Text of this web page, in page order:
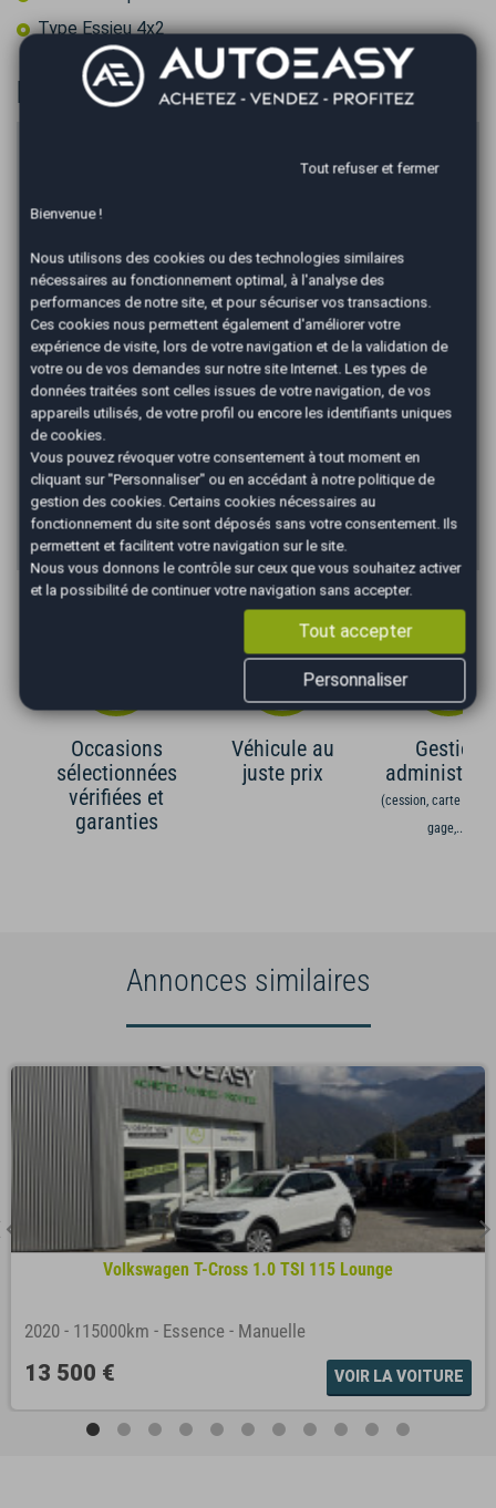
Type Essieu 4x2
Financer
Apport en €
Durée
Mensualité :165,54€/mois*
Recevoir la simulation
*Un crédit vous engage et doit être remboursé. Vérifiez vos
capacités de remboursement avant de vous engager. Informations
données à titre indicatif et non contractuelles. Afin de respecter les
dispositions de l'article L331.-4 du code de la consommation.
Crédit sans assurance. Voir conditions en agence.
Les Avantages AutoEasy
Occasions
sélectionnées
vérifiées et
garanties
Véhicule au
juste prix
Gestion
(cession, carte grise,
gage,...)
Annonces similaires
Volkswagen T-Cross 1.0 TSI 115 Lounge
2020 - 115000km - Essence - Manuelle
13 500 € VOIR LA VOITURE
Tout refuser et fermer
Bienvenue !
Nous utilisons des cookies ou des technologies similaires
nécessaires au fonctionnement optimal, à l'analyse des
performances de notre site, et pour sécuriser vos transactions.
Ces cookies nous permettent également d'améliorer votre
expérience de visite, lors de votre navigation et de la validation de
votre ou de vos demandes sur notre site Internet. Les types de
données traitées sont celles issues de votre navigation, de vos
appareils utilisés, de votre profil ou encore les identifiants uniques
de cookies.
Vous pouvez révoquer votre consentement à tout moment en
cliquant sur "Personnaliser" ou en accédant à notre politique de
gestion des cookies. Certains cookies nécessaires au
fonctionnement du site sont déposés sans votre consentement. Ils
permettent et facilitent votre navigation sur le site.
Nous vous donnons le contrôle sur ceux que vous souhaitez activer
et la possibilité de continuer votre navigation sans accepter.
Tout accepter
Personnaliser